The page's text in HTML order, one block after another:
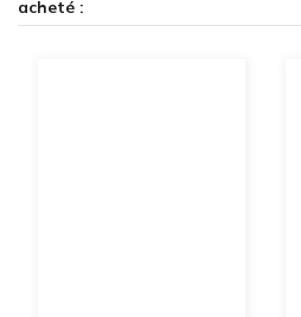
acheté :